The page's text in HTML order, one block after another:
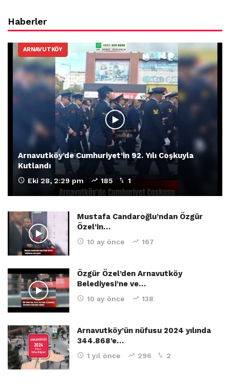
Haberler
ARNAVUTKÖY
Arnavutköy’de Cumhuriyet’in 92. Yılı Coşkuyla
Kutlandı
Eki 28, 2:29 pm 185 1
Mustafa Candaroğlu’ndan Özgür
Özel’in…
10 ay önce 167
Özgür Özel’den Arnavutköy
Belediyesi’ne ve…
10 ay önce 138
Arnavutköy’ün nüfusu 2024 yılında
344.868’e…
1 yıl önce 296 2